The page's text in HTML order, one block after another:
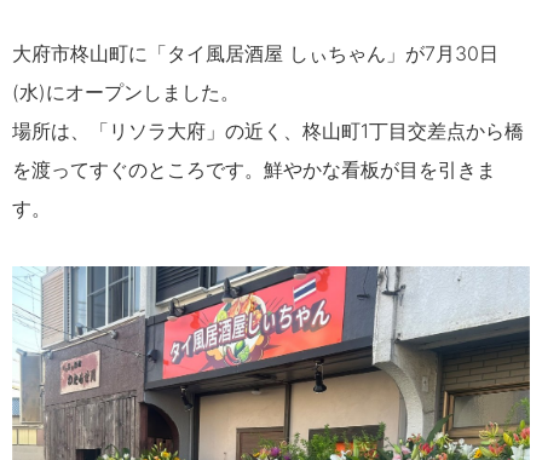
大府市柊山町に「タイ風居酒屋 しぃちゃん」が7月 30日
(水)にオープンしました。
場所は、「リソラ大府」の近く、柊山町1丁目交差点から橋
を渡ってすぐのところです。鮮やかな看板が目を引きま
す。